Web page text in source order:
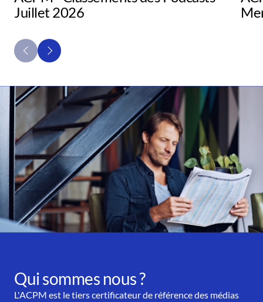
Juillet 2026
Qui sommes nous ?
L'ACPM est le tiers certificateur de référence des médias